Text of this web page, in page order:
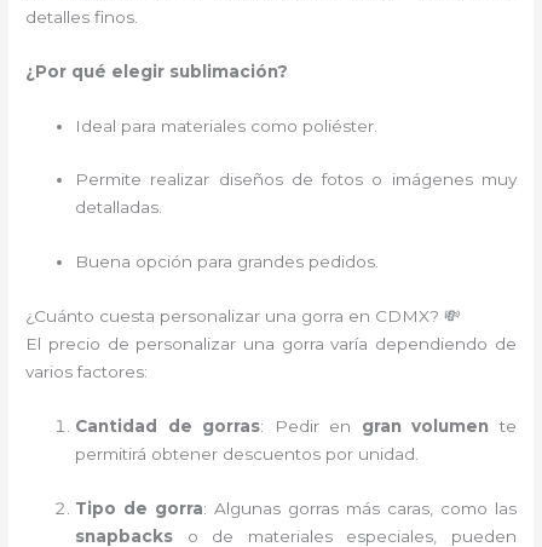
detalles finos.
¿Por qué elegir sublimación?
Ideal para materiales como poliéster.
Permite realizar diseños de fotos o imágenes muy
detalladas.
Buena opción para grandes pedidos.
¿Cuánto cuesta personalizar una gorra en CDMX? 💸
El precio de personalizar una gorra varía dependiendo de
varios factores:
Cantidad de gorras: Pedir en gran volumen te
permitirá obtener descuentos por unidad.
Tipo de gorra: Algunas gorras más caras, como las
snapbacks o de materiales especiales, pueden